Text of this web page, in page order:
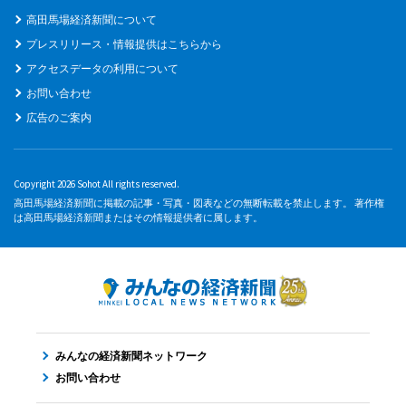
高田馬場経済新聞について
プレスリリース・情報提供はこちらから
アクセスデータの利用について
お問い合わせ
広告のご案内
Copyright 2026 Sohot All rights reserved.
高田馬場経済新聞に掲載の記事・写真・図表などの無断転載を禁止します。 著作権
は高田馬場経済新聞またはその情報提供者に属します。
みんなの経済新聞ネットワーク
お問い合わせ